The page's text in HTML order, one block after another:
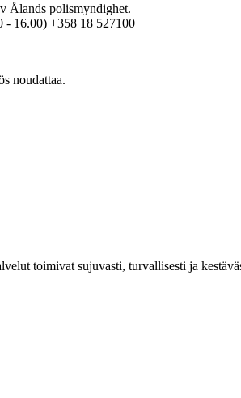
Ålands polismyndighet.
- 16.00) +358 18 527100
noudattaa.
toimivat sujuvasti, turvallisesti ja